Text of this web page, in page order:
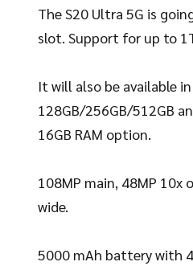
The S20 Ultra 5G is
slot. Support for up to
It will also be available in
128GB/256GB/512GB
16GB RAM option.
108MP main, 48MP 10x
wide.
5000 mAh battery with